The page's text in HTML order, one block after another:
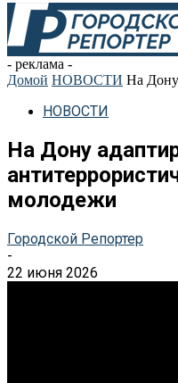
- реклама -
Домой НОВОСТИ На Дону
НОВОСТИ
На Дону
молодежи
Городской Репортер
-
22 июня 2026